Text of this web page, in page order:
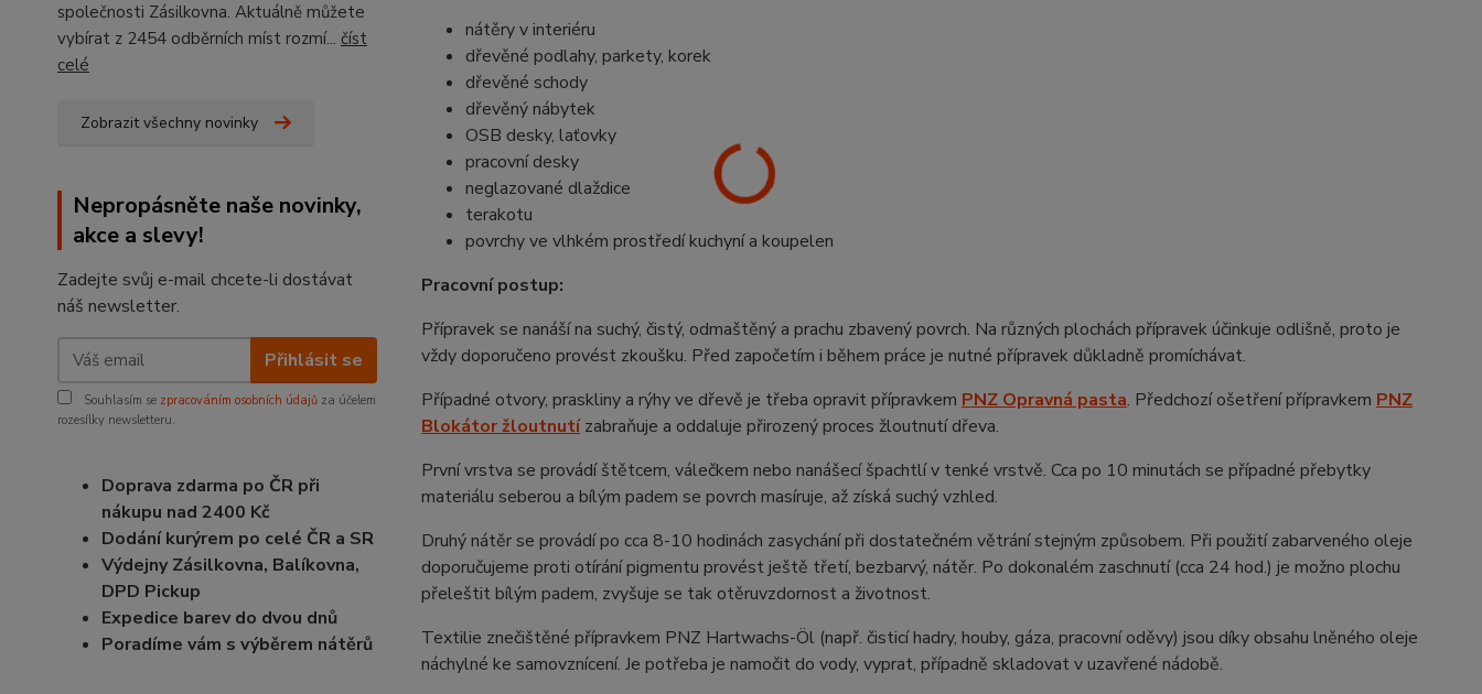
společnosti Zásilkovna. Aktuálně můžete
vybírat z 2454 odběrních míst rozmí... číst
celé
Zobrazit všechny novinky
Nepropásněte naše novinky,
akce a slevy!
Zadejte svůj e-mail chcete-li dostávat
náš newsletter.
Přihlásit se
Souhlasím se zpracováním osobních údajů za účelem
rozesílky newsletteru.
Doprava zdarma po ČR při
nákupu nad 2400 Kč
Dodání kurýrem po celé ČR a SR
Výdejny Zásilkovna, Balíkovna,
DPD Pickup
Expedice barev do dvou dnů
Poradíme vám s výběrem nátěrů
nátěry v interiéru
dřevěné podlahy, parkety, korek
dřevěné schody
dřevěný nábytek
OSB desky, laťovky
pracovní desky
neglazované dlaždice
terakotu
povrchy ve vlhkém prostředí kuchyní a koupelen
Pracovní postup:
Přípravek se nanáší na suchý, čistý, odmaštěný a prachu zbavený povrch. Na různých plochách přípravek účinkuje odlišně, proto je
vždy doporučeno provést zkoušku. Před započetím i během práce je nutné přípravek důkladně promíchávat.
Případné otvory, praskliny a rýhy ve dřevě je třeba opravit přípravkem PNZ Opravná pasta. Předchozí ošetření přípravkem PNZ
Blokátor žloutnutízabraňuje a oddaluje přirozený proces žloutnutí dřeva.
První vrstva se provádí štětcem, válečkem nebo nanášecí špachtlí v tenké vrstvě. Cca po 10 minutách se případné přebytky
materiálu seberou a bílým padem se povrch masíruje, až získá suchý vzhled.
Druhý nátěr se provádí po cca 8-10 hodinách zasychání při dostatečném větrání stejným způsobem. Při použití zabarveného oleje
doporučujeme proti otírání pigmentu provést ještě třetí, bezbarvý, nátěr. Po dokonalém zaschnutí (cca 24 hod.) je možno plochu
přeleštit bílým padem, zvyšuje se tak otěruvzdornost a životnost.
Textilie znečištěné přípravkem PNZ Hartwachs-Öl (např. čisticí hadry, houby, gáza, pracovní oděvy) jsou díky obsahu lněného oleje
náchylné ke samovznícení. Je potřeba je namočit do vody, vyprat, případně skladovat v uzavřené nádobě.